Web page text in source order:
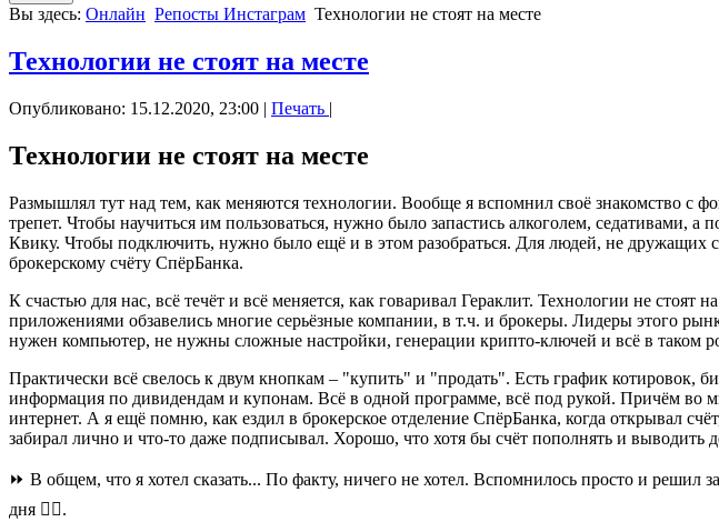
Вы здесь: Онлайн Репосты Инстаграм Технологии не стоят на месте
Технологии не стоят на месте
Опубликовано: 15.12.2020, 23:00 | Печать |
Технологии не стоят на месте
Размышлял тут над тем, как меняются технологии. Вообще я вспомнил своё знакомство с
трепет. Чтобы научиться им пользоваться, нужно было запастись алкоголем,
Квику. Чтобы подключить, нужно было ещё и в этом разобраться. Для людей, не
брокерскому счёту СпёрБанка.
К счастью для нас, всё течёт и всё меняется, как говаривал Гераклит. Технологии не
приложениями обзавелись многие серьёзные компании, в т.ч. и брокеры. Лидеры этого
нужен компьютер, не нужны сложные настройки, генерации крипто-ключей и всё в таком
Практически всё свелось к двум кнопкам – "купить" и "продать". Есть график котировок,
информация по дивидендам и купонам. Всё в одной программе, всё под рукой. Причём во
интернет. А я ещё помню, как ездил в брокерское отделение СпёрБанка, когда открывал
забирал лично и что-то даже подписывал. Хорошо, что хотя бы счёт пополнять и
⏩ В общем, что я хотел сказать... По факту, ничего не хотел. Вспомнилось просто и решил
дня 👍🏻.